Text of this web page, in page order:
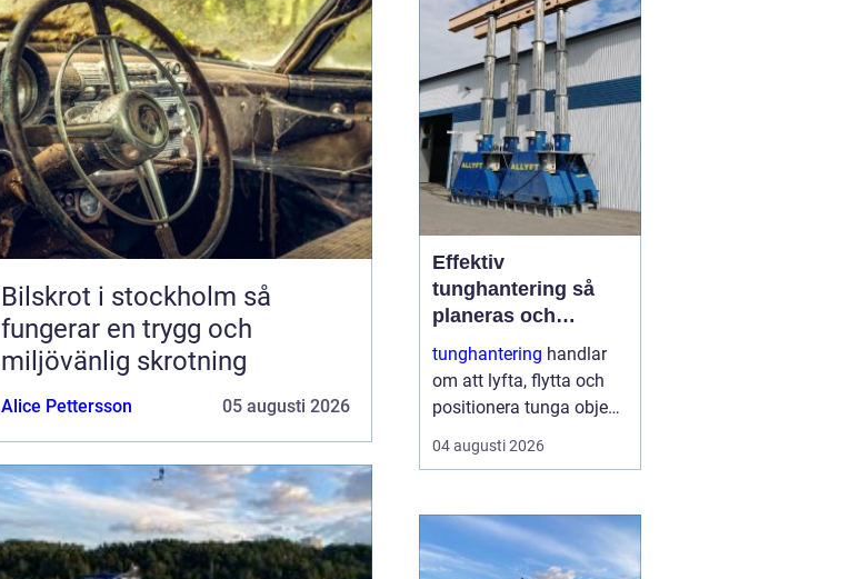
Bilskrot i stockholm så
fungerar en trygg och
miljövänlig skrotning
Alice Pettersson 05 augusti 2026
Vilka papper behövs?
Hur ser man till att bilen
tas om hand på ett
miljöriktigt sätt? En
seriö...
Effektiv
tunghantering så
planeras och
genomförs säkra
lyft
tunghantering handlar
om att lyfta, flytta och
positionera tunga objekt
som maskiner, hus, broar
och stora
Arbetet kräver noggrann
planering,
specialutrustning och ett
04 augusti 2026